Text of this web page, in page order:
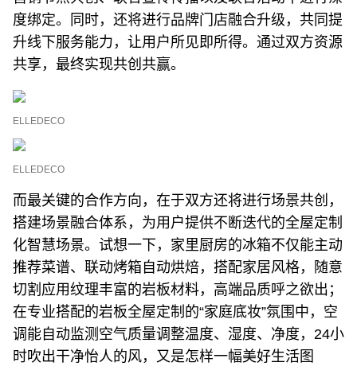
度绑定。同时，还将进行品牌门店融合升级，共同提
升线下服务能力，让用户所见即所得。通过双方资源
共享，最终实现共创共赢。
ELLEDECO
ELLEDECO
而最关键的合作方向，在于双方还将进行场景共创，
搭建场景融合体系，为用户提供不断迭代的全屋定制
化智慧场景。试想一下，家里厨房的冰箱不仅能主动
推荐菜谱、联动烤箱自动烘焙，搭配家居风格，随意
切割应用纹理丰富的岩板材料，高端品质呼之欲出；
在专业搭配的岩板全屋定制的“家庭底妆”氛围中，空
调能自动监测空气质量调整温度、湿度、净度，24小
时吹出干净怡人的风，又是怎样一幅美好生活图